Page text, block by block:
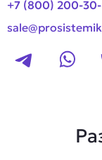
+7 (800) 200-